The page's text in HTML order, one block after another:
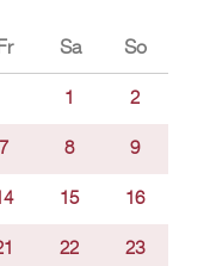
Sa So
1 2
7 8 9
15 16
22 23